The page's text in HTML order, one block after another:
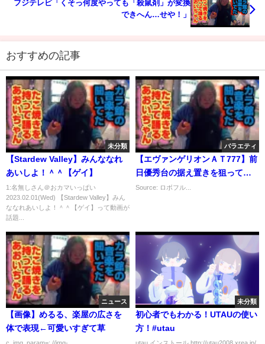
フジテレビ「くそっ何度やっても「殺鼠剤」が変換
できへん…せや！」
おすすめの記事
未分類
【Stardew Valley】みんななれ
あいしよ！＾＾【ゲイ】
1:名無しさん＠おカマいっぱい
2023.02.01(Wed) 【Stardew Valley】みん
ななれあいしよ！＾＾【ゲイ】って動画が
話題...
バラエティ
【エヴァンゲリオンＡＴ777】前
日優秀台の据え置きを狙ってみ
た【ほりでーの稼動画日記＃4】
Source: ロボフル...
ニュース
【画像】めるる、楽屋の広さを
体で表現←可愛いすぎて草
未分類
初心者でもわかる！UTAUの使い
方！#utau